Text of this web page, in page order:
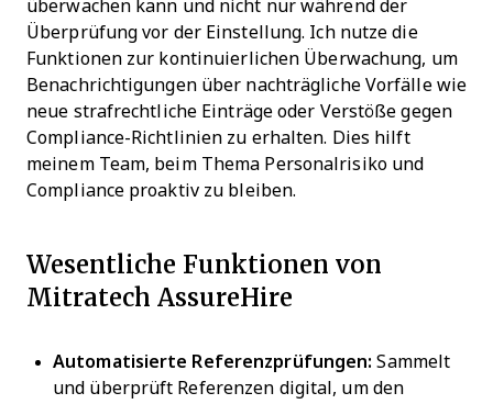
überwachen kann und nicht nur während der
Überprüfung vor der Einstellung. Ich nutze die
Funktionen zur kontinuierlichen Überwachung, um
Benachrichtigungen über nachträgliche Vorfälle wie
neue strafrechtliche Einträge oder Verstöße gegen
Compliance-Richtlinien zu erhalten. Dies hilft
meinem Team, beim Thema Personalrisiko und
Compliance proaktiv zu bleiben.
Wesentliche Funktionen von
Mitratech AssureHire
Automatisierte Referenzprüfungen: Sammelt
und überprüft Referenzen digital, um den